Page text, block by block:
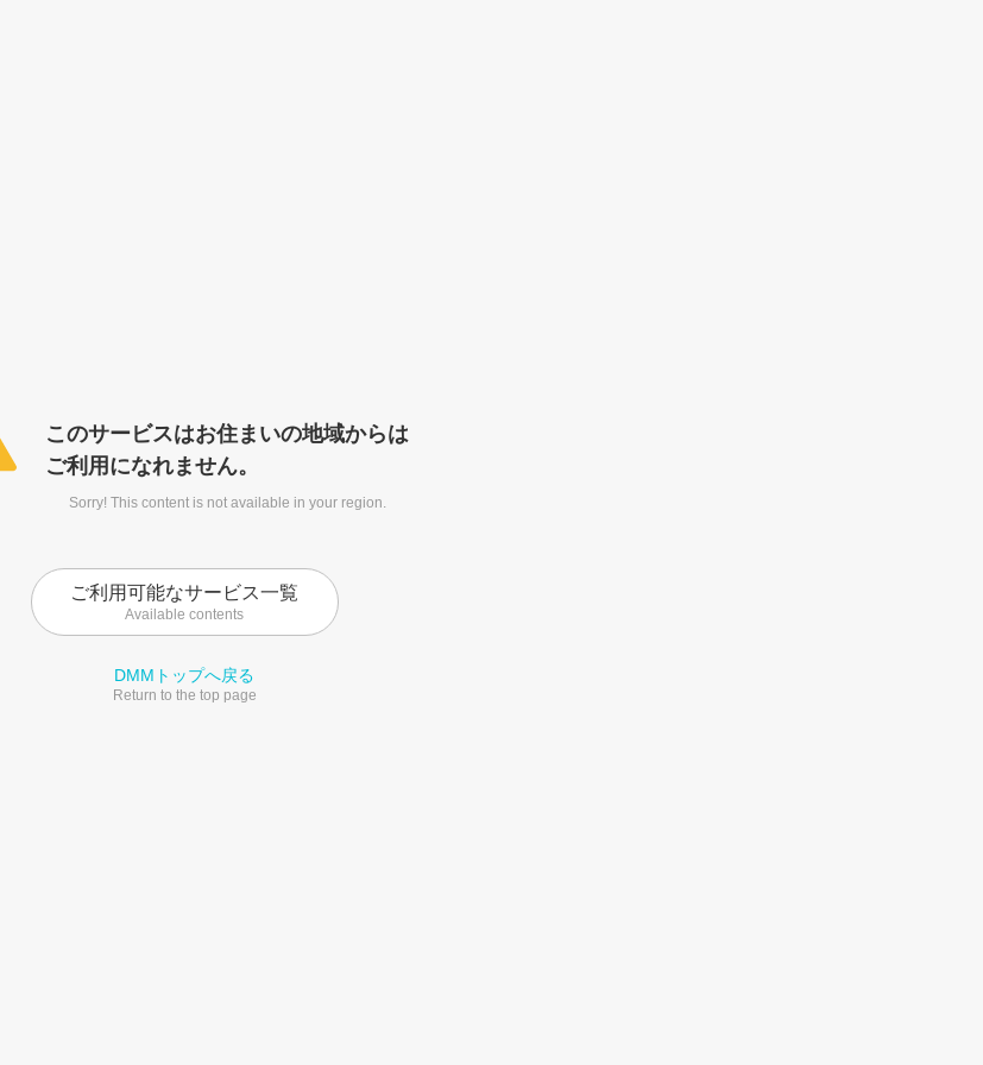
このサービスはお住まいの地域からは
ご利用になれません。
Sorry! This content is not available in your region.
ご利用可能なサービス一覧
Available contents
DMMトップへ戻る
Return to the top page